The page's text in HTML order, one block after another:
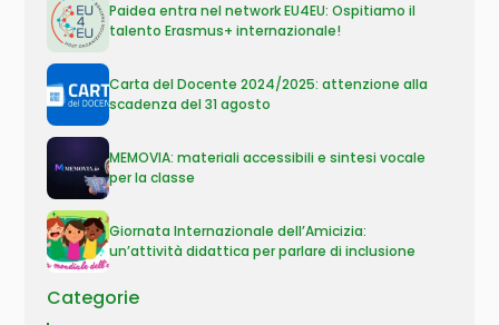
Paidea entra nel network EU4EU: Ospitiamo il
talento Erasmus+ internazionale!
Carta del Docente 2024/2025: attenzione alla
scadenza del 31 agosto
MEMOVIA: materiali accessibili e sintesi vocale
per la classe
Giornata Internazionale dell’Amicizia:
un’attività didattica per parlare di inclusione
Categorie